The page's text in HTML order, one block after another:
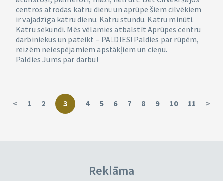
centros atrodas katru dienu un aprūpe šiem cilvēkiem
ir vajadzīga katru dienu. Katru stundu. Katru minūti.
Katru sekundi. Mēs vēlamies atbalstīt Aprūpes centru
darbiniekus un pateikt – PALDIES! Paldies par rūpēm,
reizēm neiespējamiem apstākļiem un cieņu.
Paldies Jums par darbu!
< 1 2 3 4 5 6 7 8 9 10 11 >
Reklāma